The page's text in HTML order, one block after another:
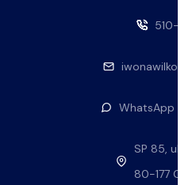
510-
WhatsApp —
SP 85, ul.
80-177